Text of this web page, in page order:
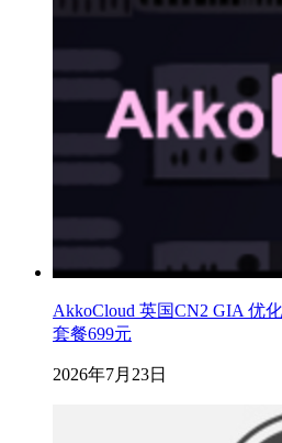
AkkoCloud 英国CN2 GIA 优
套餐699元
2026年7月23日